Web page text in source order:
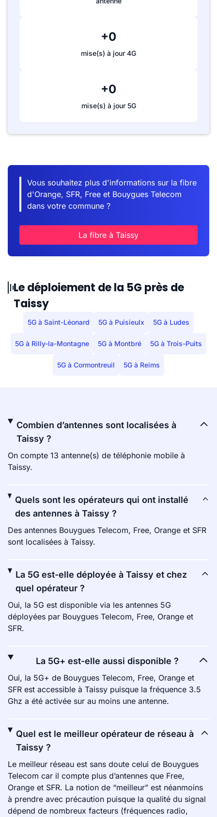
+0
mise(s) à jour 4G
+0
mise(s) à jour 5G
Vous souhaitez plus d'informations sur la fibre
d'Orange, SFR, Free et Bouygues Telecom
dans votre commune ?
La fibre à Taissy
Le déploiement de la 5G près de
Taissy
5G à Saint-Léonard 5G à Puisieulx 5G à Ludes
5G à Rilly-la-Montagne 5G à Montbré 5G à Trois-Puits
5G à Cormontreuil 5G à Reims
Combien d’antennes sont localisées à
Taissy ?
On compte 13 antenne(s) de téléphonie mobile à
Taissy.
Quels sont les opérateurs qui ont installé
des antennes à Taissy ?
Des antennes Bouygues Telecom, Free, Orange et SFR
sont localisées à Taissy.
La 5G est-elle déployée à Taissy et chez
quel opérateur ?
Oui, la 5G est disponible via les antennes 5G
déployées par Bouygues Telecom, Free, Orange et
SFR.
La 5G+ est-elle aussi disponible ?
Oui, la 5G+ de Bouygues Telecom, Free, Orange et
SFR est accessible à Taissy puisque la fréquence 3.5
Ghz a été activée sur au moins une antenne.
Quel est le meilleur opérateur de réseau à
Taissy ?
Le meilleur réseau est sans doute celui de Bouygues
Telecom car il compte plus d’antennes que Free,
Orange et SFR. La notion de “meilleur” est néanmoins
à prendre avec précaution puisque la qualité du signal
dépend de nombreux facteurs (fréquences radio,